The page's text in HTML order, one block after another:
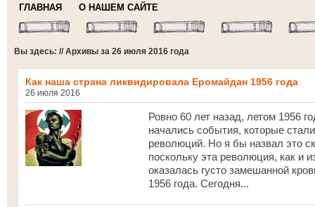
ГЛАВНАЯ О НАШЕМ САЙТЕ
Вы здесь: // Архивы за 26 июля 2016 года
Как наша страна ликвидировала Еромайдан 1956 года
26 июля 2016
Ровно 60 лет назад, летом 1956
начались события, которые
революций. Но я бы назвал это
поскольку эта революция, как и
оказалась густо замешанной
1956 года. Сегодня...